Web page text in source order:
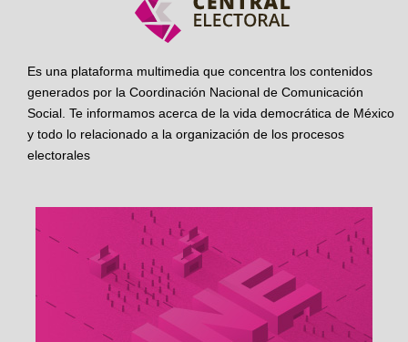
Es una plataforma multimedia que concentra los contenidos
generados por la Coordinación Nacional de Comunicación
Social. Te informamos acerca de la vida democrática de México
y todo lo relacionado a la organización de los procesos
electorales